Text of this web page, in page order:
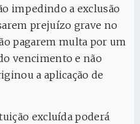
impedindo a exclusão
prejuízo grave no
pagarem multa por um
vencimento e não
a aplicação de
excluída poderá